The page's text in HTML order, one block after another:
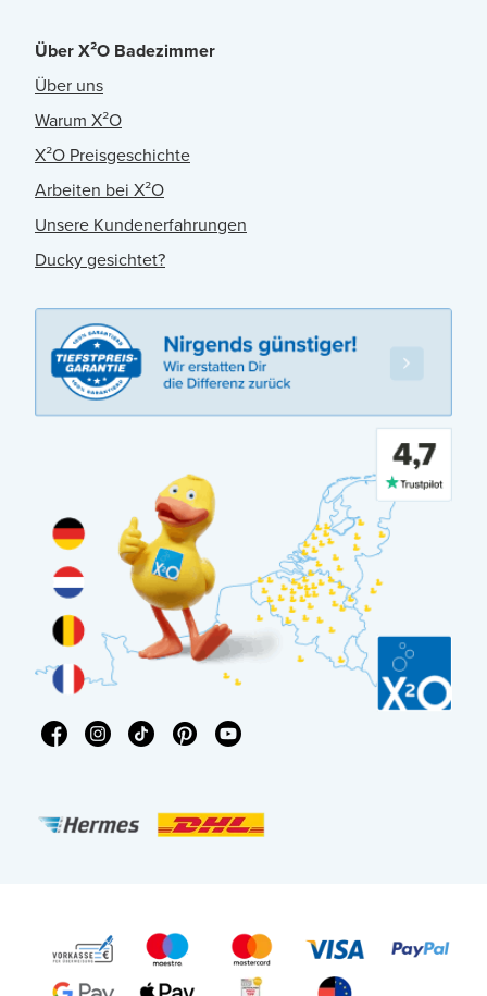
Über X²O Badezimmer
Über uns
Warum X²O
X²O Preisgeschichte
Arbeiten bei X²O
Unsere Kundenerfahrungen
Ducky gesichtet?